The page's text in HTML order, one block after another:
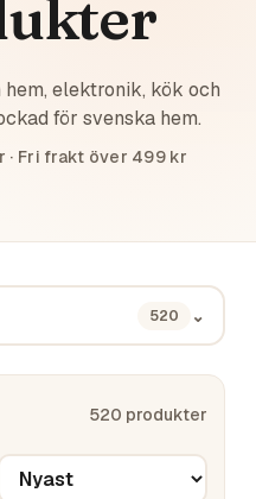
elektronik, kök och
för svenska hem.
· Fri frakt över 499 kr
520 ⌄
520 produkter